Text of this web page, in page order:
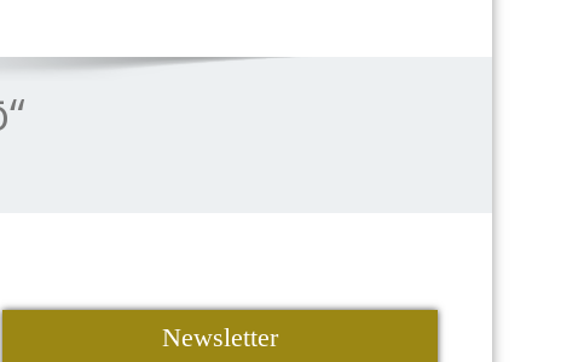
Newsletter